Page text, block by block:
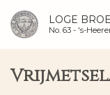
LOGE
No. 63 - 's-